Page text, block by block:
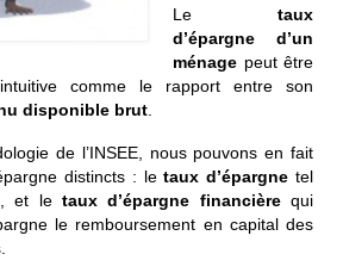
Le taux
d’épargne d’un
ménage peut être
comme le rapport entre son
disponible brut
de l’INSEE, nous pouvons en fait
distincts : letaux d’épargne tel
et le taux d’épargne financièrequi
le remboursement en capital des